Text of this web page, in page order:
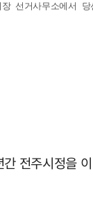
선거사무소에서
전주시정을